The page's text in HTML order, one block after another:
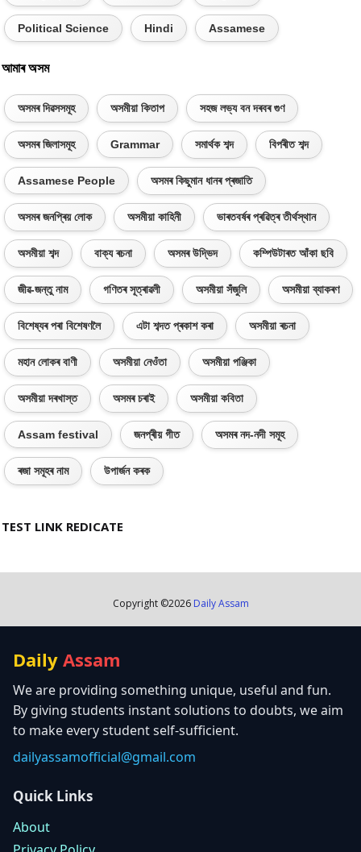
Political Science Hindi Assamese
আমাৰ অসম
অসমৰ দিৱসসমূহ অসমীয়া কিতাপ সহজ লভ্য বন দৰবৰ গুণ
অসমৰ জিলাসমূহ Grammar সমাৰ্থক শব্দ বিপৰীত শব্দ
Assamese People অসমৰ কিছুমান ধানৰ প্ৰজাতি
অসমৰ জনপ্ৰিয় লোক অসমীয়া কাহিনী ভাৰতবৰ্ষৰ প্ৰৱিত্ৰ তীৰ্থস্থান
অসমীয়া শব্দ বাক্য ৰচনা অসমৰ উদ্ভিদ কম্পিউটাৰত আঁকা ছবি
জীৱ-জন্তু নাম গণিতৰ সূত্ৰাৱলী অসমীয়া সঁজুলি অসমীয়া ব্যাকৰণ
বিশেষ্যৰ পৰা বিশেষণলৈ এটা শব্দত প্ৰকাশ কৰা অসমীয়া ৰচনা
মহান লোকৰ বাণী অসমীয়া নেওঁতা অসমীয়া পঞ্জিকা
অসমীয়া দৰখাস্ত অসমৰ চৰাই অসমীয়া কবিতা
Assam festival জনপ্ৰীয় গীত অসমৰ নদ-নদী সমূহ
ৰজা সমূহৰ নাম উপাৰ্জন কৰক
TEST LINK REDICATE
Copyright ©2026 Daily Assam
Daily Assam
We are providing something unique, useful and fun.
By giving students instant solutions to doubts, we aim
to make every student self-sufficient.
dailyassamofficial@gmail.com
Quick Links
About